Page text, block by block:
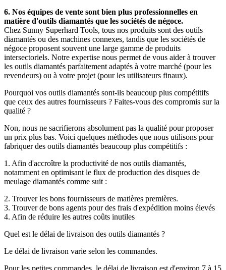
6. Nos équipes de vente sont bien plus professionnelles en
matière d'outils diamantés que les sociétés de négoce.
Chez Sunny Superhard Tools, tous nos produits sont des outils
diamantés ou des machines connexes, tandis que les sociétés de
négoce proposent souvent une large gamme de produits
intersectoriels. Notre expertise nous permet de vous aider à trouver
les outils diamantés parfaitement adaptés à votre marché (pour les
revendeurs) ou à votre projet (pour les utilisateurs finaux).
Pourquoi vos outils diamantés sont-ils beaucoup plus compétitifs
que ceux des autres fournisseurs ? Faites-vous des compromis sur la
qualité ?
Non, nous ne sacrifierons absolument pas la qualité pour proposer
un prix plus bas. Voici quelques méthodes que nous utilisons pour
fabriquer des outils diamantés beaucoup plus compétitifs :
1. Afin d'accroître la productivité de nos outils diamantés,
notamment en optimisant le flux de production des disques de
meulage diamantés comme suit :
2. Trouver les bons fournisseurs de matières premières.
3. Trouver de bons agents pour des frais d'expédition moins élevés
4. Afin de réduire les autres coûts inutiles
Quel est le délai de livraison des outils diamantés ?
Le délai de livraison varie selon les commandes.